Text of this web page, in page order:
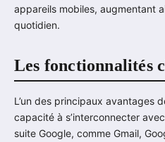
appareils mobiles, augmentant
quotidien.
Les fonctionnalités
L’un des principaux avantages
capacité à s’interconnecter
suite Google, comme Gmail,